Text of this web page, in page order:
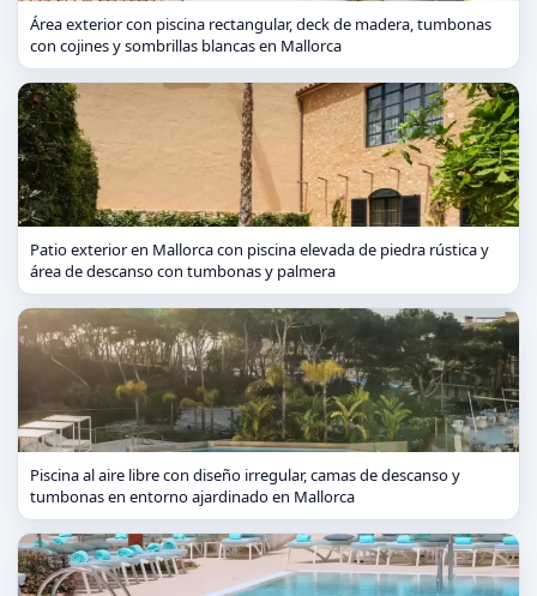
Área exterior con piscina rectangular, deck de madera, tumbonas
con cojines y sombrillas blancas en Mallorca
Patio exterior en Mallorca con piscina elevada de piedra rústica y
área de descanso con tumbonas y palmera
Piscina al aire libre con diseño irregular, camas de descanso y
tumbonas en entorno ajardinado en Mallorca